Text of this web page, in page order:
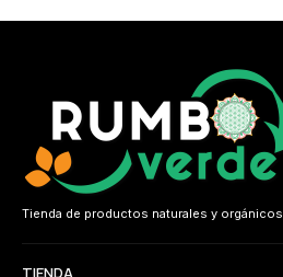
Tienda de productos naturales y orgánicos.
TIENDA